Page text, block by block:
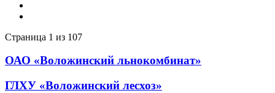
Страница 1 из 107
ОАО «Воложинский льнокомбинат»
ГЛXУ «Воложинский лесхоз»